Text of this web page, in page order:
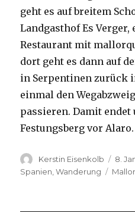
geht es auf breitem
Landgasthof Es
Restaurant mit
dort geht es dann auf
in Serpentinen zurück
einmal den
passieren. Damit endet
Festungsberg vor Alaro.
Autor
Kerstin Eisenkolb
am
8.
Spanien ,Wanderung